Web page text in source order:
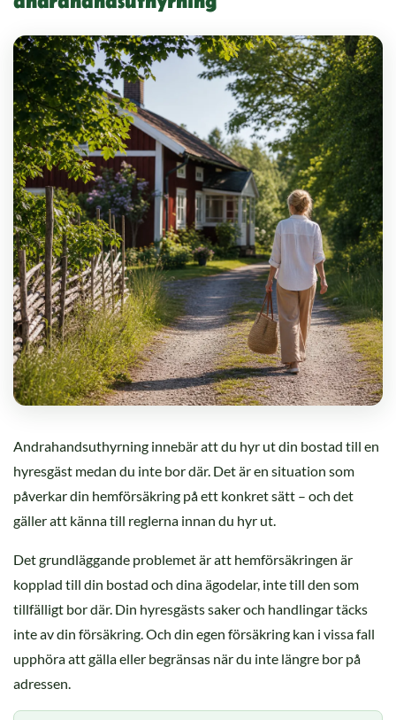
Andrahandsuthyrning innebär att du hyr ut din bostad till en
hyresgäst medan du inte bor där. Det är en situation som
påverkar din hemförsäkring på ett konkret sätt – och det
gäller att känna till reglerna innan du hyr ut.
Det grundläggande problemet är att hemförsäkringen är
kopplad till din bostad och dina ägodelar, inte till den som
tillfälligt bor där. Din hyresgästs saker och handlingar täcks
inte av din försäkring. Och din egen försäkring kan i vissa fall
upphöra att gälla eller begränsas när du inte längre bor på
adressen.